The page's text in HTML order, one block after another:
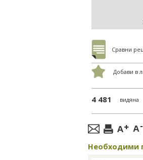
Сравни
Добави в
4 481 видяна
Необходими